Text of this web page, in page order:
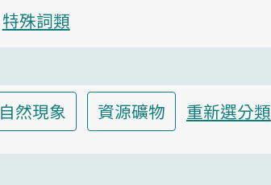
特殊詞類
自然現象 資源礦物 重新選分類